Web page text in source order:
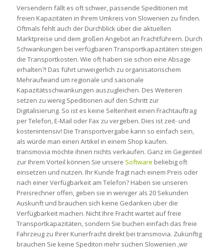
Versendern fällt es oft schwer, passende Speditionen mit
freien Kapazitäten in Ihrem Umkreis von Slowenien zu finden.
Oftmals fehlt auch der Durchblick über die aktuellen
Marktpreise und dem großen Angebot an Frachtführern. Durch
Schwankungen bei verfügbaren Transportkapazitäten steigen
die Transportkosten. Wie oft haben sie schon eine Absage
erhalten?! Das führt unweigerlich zu organisatorischem
Mehraufwand um regionale und saisonale
Kapazitätsschwankungen auszugleichen. Des Weiteren
setzen zu wenig Speditionen auf den Schritt zur
Digitalisierung. So ist es keine Seltenheit einen Frachtauftrag
per Telefon, E-Mail oder Fax zu vergeben. Dies ist zeit- und
kostenintensiv! Die Transportvergabe kann so einfach sein,
als würde man einen Artikel in einem Shop kaufen.
transmovia möchte ihnen nichts verkaufen. Ganz im Gegenteil
zur Ihrem Vorteil können Sie unsere Software beliebig oft
einsetzen und nutzen. Ihr Kunde fragt nach einem Preis oder
nach einer Verfügbarkeit am Telefon? Haben sie unseren
Preisrechner offen, geben sie in weniger als 20 Sekunden
Auskunft und brauchen sich keine Gedanken über die
Verfügbarkeit machen. Nicht Ihre Fracht wartet auf freie
Transportkapazitäten, sondern Sie buchen einfach das freie
Fahrzeug zu Ihrer Kurierfracht direkt bei transmovia. Zukünftig
brauchen Sie keine Spediton mehr suchen Slowenien ,wir